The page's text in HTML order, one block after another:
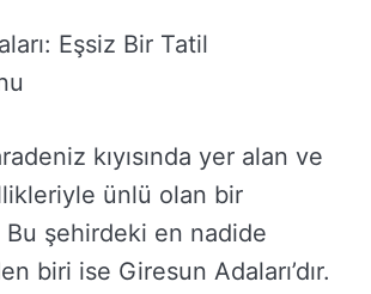
Eşsiz Bir Tatil
kıyısında yer alan ve
ünlü olan bir
Bu şehirdeki en nadide
biri ise Giresun Adaları’dır.